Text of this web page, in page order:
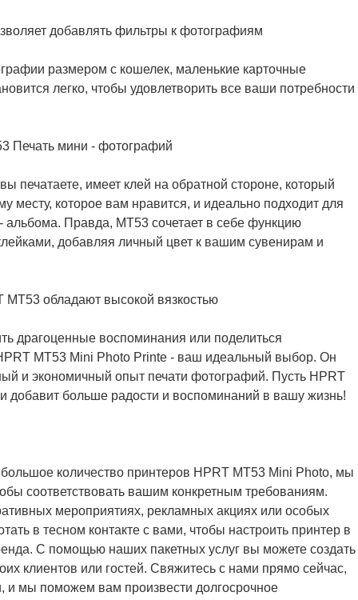
размером с кошелек, маленькие карточные
легко, чтобы удовлетворить все ваши потребности
печатаете, имеет клей на обратной стороне, который
месту, которое вам нравится, и идеально подходит для
Правда, MT53 сочетает в себе функцию
добавляя личный цвет к вашим сувенирам и
драгоценные воспоминания или поделиться
MT53 Mini Photo Printe - ваш идеальный выбор. Он
и экономичный опыт печати фотографий. Пусть HPRT
больше радости и воспоминаний в вашу жизнь!
большое количество принтеров HPRT MT53 Mini Photo, мы
соответствовать вашим конкретным требованиям.
мероприятиях, рекламных акциях или особых
в тесном контакте с вами, чтобы настроить принтер в
С помощью наших пакетных услуг вы можете создать
клиентов или гостей. Свяжитесь с нами прямо сейчас,
и мы поможем вам произвести долгосрочное